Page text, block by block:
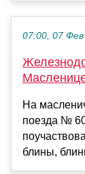
07:00, 07 Фев
На
поезда №
блины,